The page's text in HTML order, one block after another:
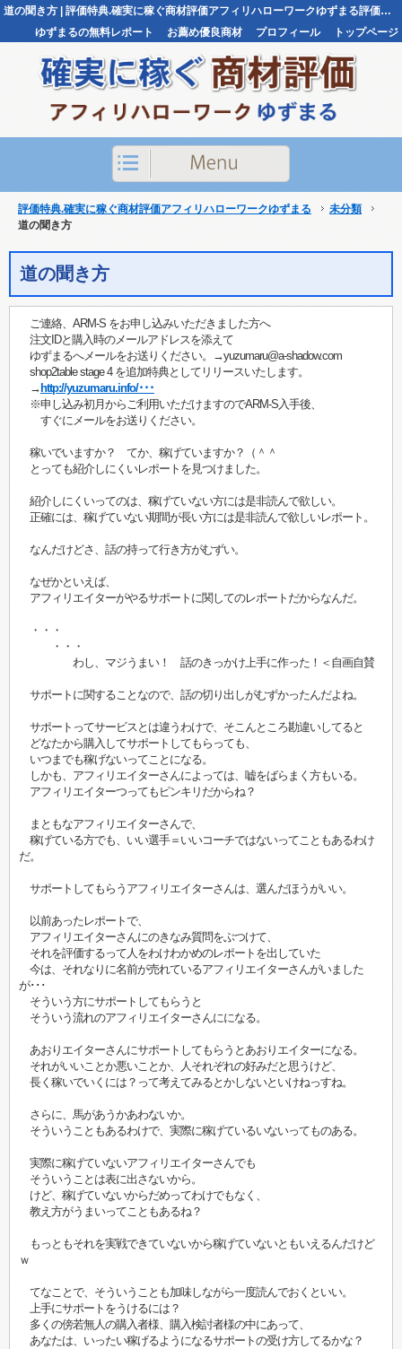
道の聞き方 | 評価特典.確実に稼ぐ商材評価アフィリハローワークゆずまる評価特典.確実に稼ぐ商材評価アフィリハローワークゆずまる
トップページ
プロフィール
お薦め優良商材
ゆずまるの無料レポート
評価特典.確実に稼ぐ商材評価アフィリハローワークゆずまる
未分類
道の聞き方
道の聞き方
ご連絡、ARM-S をお申し込みいただきました方へ
注文IDと購入時のメールアドレスを添えて
ゆずまるへメールをお送りください。→yuzumaru@a-shadow.com
shop2table stage 4 を追加特典としてリリースいたします。
→ http://yuzumaru.info/･･･
※申し込み初月からご利用いただけますのでARM-S入手後、
すぐにメールをお送りください。
稼いでいますか？ てか、稼げていますか？（＾＾
とっても紹介しにくいレポートを見つけました。
紹介しにくいってのは、稼げていない方には是非読んで欲しい。
正確には、稼げていない期間が長い方には是非読んで欲しいレポート。
なんだけどさ、話の持って行き方がむずい。
なぜかといえば、
アフィリエイターがやるサポートに関してのレポートだからなんだ。
・・・
・・・
わし、マジうまい！ 話のきっかけ上手に作った！＜自画自賛
サポートに関することなので、話の切り出しがむずかったんだよね。
サポートってサービスとは違うわけで、そこんところ勘違いしてると
どなたから購入してサポートしてもらっても、
いつまでも稼げないってことになる。
しかも、アフィリエイターさんによっては、嘘をばらまく方もいる。
アフィリエイターつってもピンキリだからね？
まともなアフィリエイターさんで、
稼げている方でも、いい選手＝いいコーチではないってこともあるわけ
だ。
サポートしてもらうアフィリエイターさんは、選んだほうがいい。
以前あったレポートで、
アフィリエイターさんにのきなみ質問をぶつけて、
それを評価するって人をわけわかめのレポートを出していた
今は、それなりに名前が売れているアフィリエイターさんがいました
が･･･
そういう方にサポートしてもらうと
そういう流れのアフィリエイターさんにになる。
あおりエイターさんにサポートしてもらうとあおりエイターになる。
それがいいことか悪いことか、人それぞれの好みだと思うけど、
長く稼いでいくには？って考えてみるとかしないといけねっすね。
さらに、馬があうかあわないか。
そういうこともあるわけで、実際に稼げているいないってものある。
実際に稼げていないアフィリエイターさんでも
そういうことは表に出さないから。
けど、稼げていないからだめってわけでもなく、
教え方がうまいってこともあるね？
もっともそれを実戦できていないから稼げていないともいえるんだけど
ｗ
てなことで、そういうことも加味しながら一度読んでおくといい。
上手にサポートをうけるには？
多くの傍若無人の購入者様、購入検討者様の中にあって、
あなたは、いったい稼げるようになるサポートの受け方してるかな？